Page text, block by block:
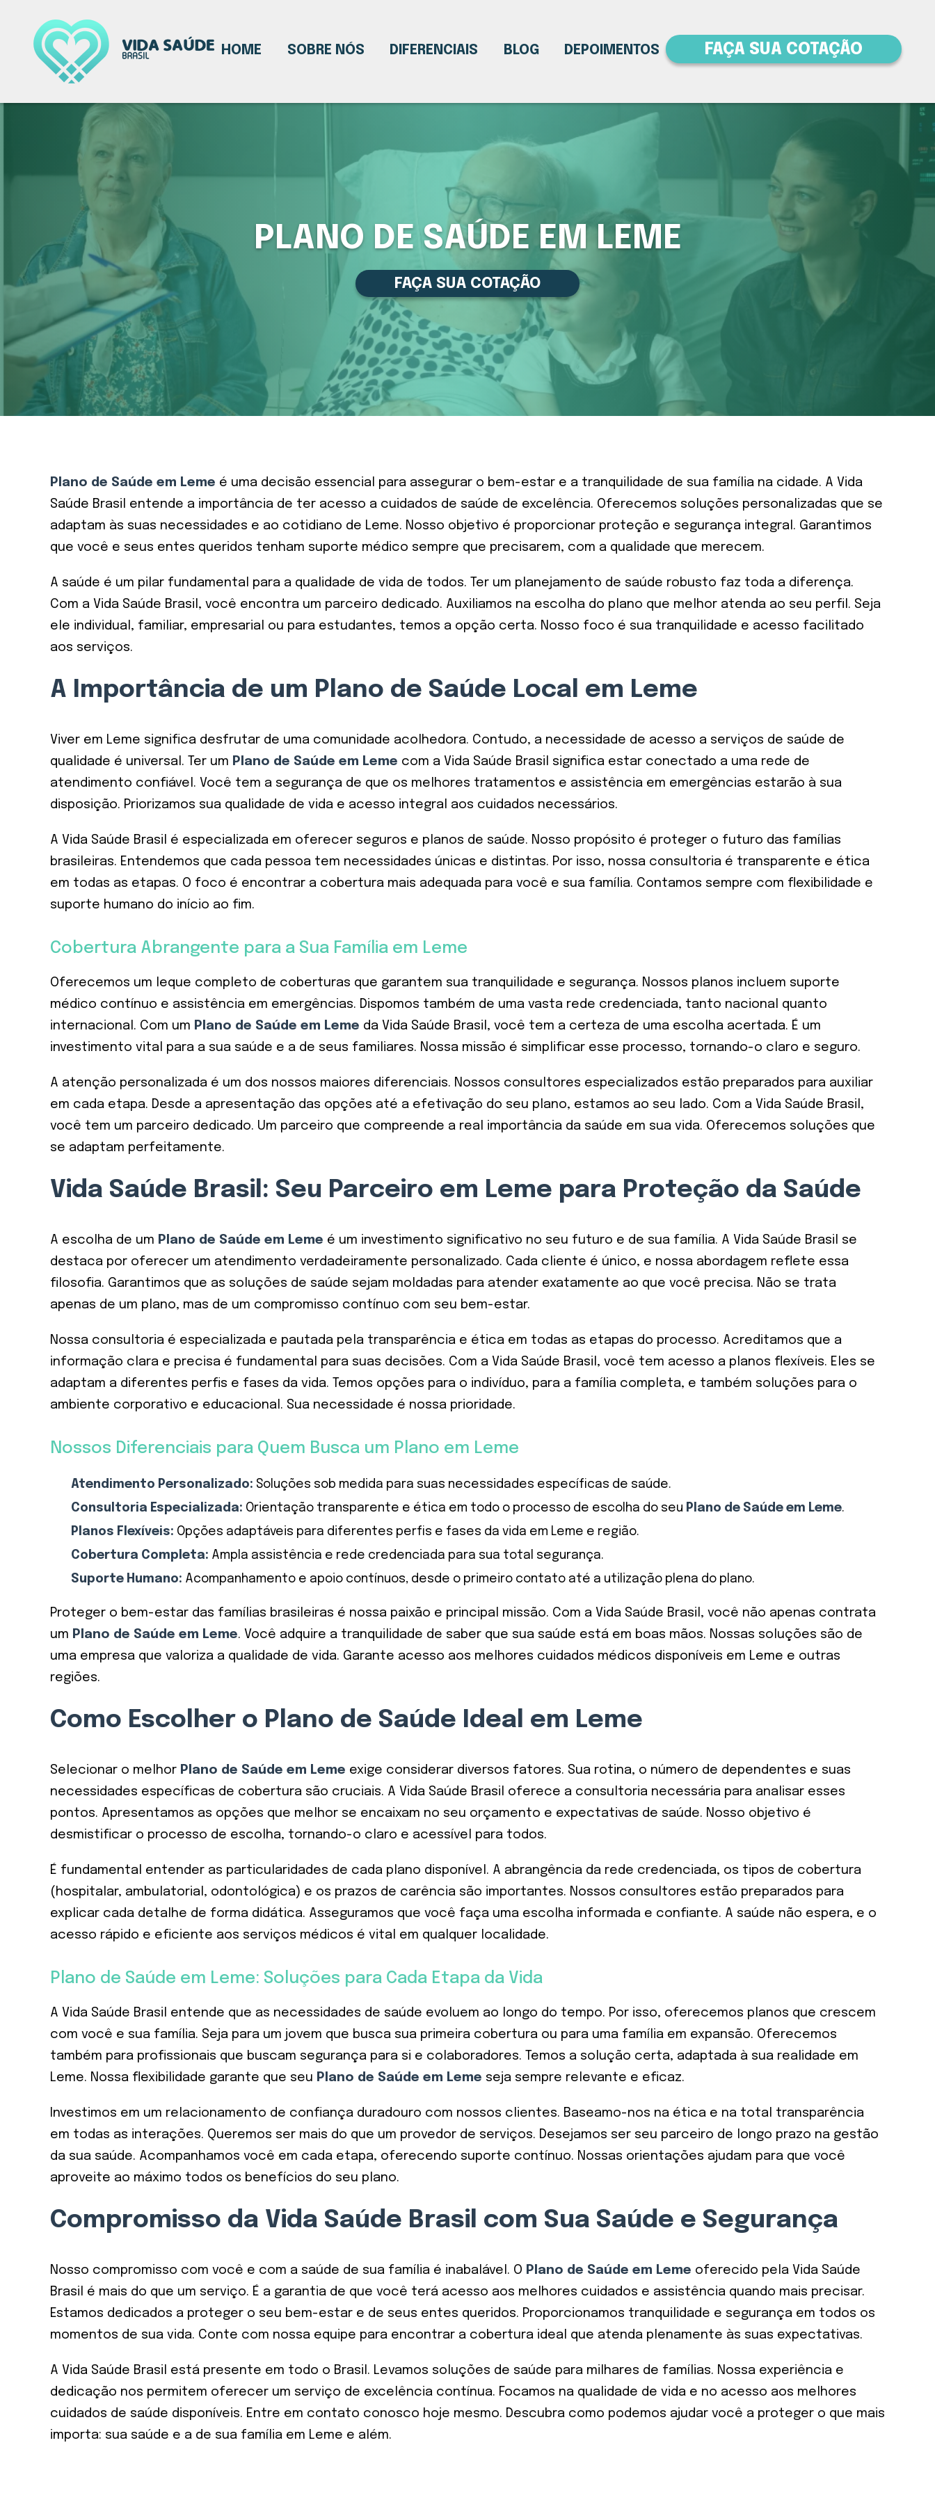
HOME SOBRE NÓS DIFERENCIAIS BLOG DEPOIMENTOS FAÇA SUA COTAÇÃO
PLANO DE SAÚDE EM LEME
FAÇA SUA COTAÇÃO
Plano de Saúde em Leme é uma decisão essencial para assegurar o bem-estar e a tranquilidade de sua família na cidade. A Vida
Saúde Brasil entende a importância de ter acesso a cuidados de saúde de excelência. Oferecemos soluções personalizadas que se
adaptam às suas necessidades e ao cotidiano de Leme. Nosso objetivo é proporcionar proteção e segurança integral. Garantimos
que você e seus entes queridos tenham suporte médico sempre que precisarem, com a qualidade que merecem.
A saúde é um pilar fundamental para a qualidade de vida de todos. Ter um planejamento de saúde robusto faz toda a diferença.
Com a Vida Saúde Brasil, você encontra um parceiro dedicado. Auxiliamos na escolha do plano que melhor atenda ao seu perfil. Seja
ele individual, familiar, empresarial ou para estudantes, temos a opção certa. Nosso foco é sua tranquilidade e acesso facilitado
aos serviços.
A Importância de um Plano de Saúde Local em Leme
Viver em Leme significa desfrutar de uma comunidade acolhedora. Contudo, a necessidade de acesso a serviços de saúde de
qualidade é universal. Ter um Plano de Saúde em Leme com a Vida Saúde Brasil significa estar conectado a uma rede de
atendimento confiável. Você tem a segurança de que os melhores tratamentos e assistência em emergências estarão à sua
disposição. Priorizamos sua qualidade de vida e acesso integral aos cuidados necessários.
A Vida Saúde Brasil é especializada em oferecer seguros e planos de saúde. Nosso propósito é proteger o futuro das famílias
brasileiras. Entendemos que cada pessoa tem necessidades únicas e distintas. Por isso, nossa consultoria é transparente e ética
em todas as etapas. O foco é encontrar a cobertura mais adequada para você e sua família. Contamos sempre com flexibilidade e
suporte humano do início ao fim.
Cobertura Abrangente para a Sua Família em Leme
Oferecemos um leque completo de coberturas que garantem sua tranquilidade e segurança. Nossos planos incluem suporte
médico contínuo e assistência em emergências. Dispomos também de uma vasta rede credenciada, tanto nacional quanto
internacional. Com um Plano de Saúde em Leme da Vida Saúde Brasil, você tem a certeza de uma escolha acertada. É um
investimento vital para a sua saúde e a de seus familiares. Nossa missão é simplificar esse processo, tornando-o claro e seguro.
A atenção personalizada é um dos nossos maiores diferenciais. Nossos consultores especializados estão preparados para auxiliar
em cada etapa. Desde a apresentação das opções até a efetivação do seu plano, estamos ao seu lado. Com a Vida Saúde Brasil,
você tem um parceiro dedicado. Um parceiro que compreende a real importância da saúde em sua vida. Oferecemos soluções que
se adaptam perfeitamente.
Vida Saúde Brasil: Seu Parceiro em Leme para Proteção da Saúde
A escolha de um Plano de Saúde em Leme é um investimento significativo no seu futuro e de sua família. A Vida Saúde Brasil se
destaca por oferecer um atendimento verdadeiramente personalizado. Cada cliente é único, e nossa abordagem reflete essa
filosofia. Garantimos que as soluções de saúde sejam moldadas para atender exatamente ao que você precisa. Não se trata
apenas de um plano, mas de um compromisso contínuo com seu bem-estar.
Nossa consultoria é especializada e pautada pela transparência e ética em todas as etapas do processo. Acreditamos que a
informação clara e precisa é fundamental para suas decisões. Com a Vida Saúde Brasil, você tem acesso a planos flexíveis. Eles se
adaptam a diferentes perfis e fases da vida. Temos opções para o indivíduo, para a família completa, e também soluções para o
ambiente corporativo e educacional. Sua necessidade é nossa prioridade.
Nossos Diferenciais para Quem Busca um Plano em Leme
Atendimento Personalizado: Soluções sob medida para suas necessidades específicas de saúde.
Consultoria Especializada: Orientação transparente e ética em todo o processo de escolha do seu Plano de Saúde em Leme.
Planos Flexíveis: Opções adaptáveis para diferentes perfis e fases da vida em Leme e região.
Cobertura Completa: Ampla assistência e rede credenciada para sua total segurança.
Suporte Humano: Acompanhamento e apoio contínuos, desde o primeiro contato até a utilização plena do plano.
Proteger o bem-estar das famílias brasileiras é nossa paixão e principal missão. Com a Vida Saúde Brasil, você não apenas contrata
um Plano de Saúde em Leme. Você adquire a tranquilidade de saber que sua saúde está em boas mãos. Nossas soluções são de
uma empresa que valoriza a qualidade de vida. Garante acesso aos melhores cuidados médicos disponíveis em Leme e outras
regiões.
Como Escolher o Plano de Saúde Ideal em Leme
Selecionar o melhor Plano de Saúde em Leme exige considerar diversos fatores. Sua rotina, o número de dependentes e suas
necessidades específicas de cobertura são cruciais. A Vida Saúde Brasil oferece a consultoria necessária para analisar esses
pontos. Apresentamos as opções que melhor se encaixam no seu orçamento e expectativas de saúde. Nosso objetivo é
desmistificar o processo de escolha, tornando-o claro e acessível para todos.
É fundamental entender as particularidades de cada plano disponível. A abrangência da rede credenciada, os tipos de cobertura
(hospitalar, ambulatorial, odontológica) e os prazos de carência são importantes. Nossos consultores estão preparados para
explicar cada detalhe de forma didática. Asseguramos que você faça uma escolha informada e confiante. A saúde não espera, e o
acesso rápido e eficiente aos serviços médicos é vital em qualquer localidade.
Plano de Saúde em Leme: Soluções para Cada Etapa da Vida
A Vida Saúde Brasil entende que as necessidades de saúde evoluem ao longo do tempo. Por isso, oferecemos planos que crescem
com você e sua família. Seja para um jovem que busca sua primeira cobertura ou para uma família em expansão. Oferecemos
também para profissionais que buscam segurança para si e colaboradores. Temos a solução certa, adaptada à sua realidade em
Leme. Nossa flexibilidade garante que seu Plano de Saúde em Leme seja sempre relevante e eficaz.
Investimos em um relacionamento de confiança duradouro com nossos clientes. Baseamo-nos na ética e na total transparência
em todas as interações. Queremos ser mais do que um provedor de serviços. Desejamos ser seu parceiro de longo prazo na gestão
da sua saúde. Acompanhamos você em cada etapa, oferecendo suporte contínuo. Nossas orientações ajudam para que você
aproveite ao máximo todos os benefícios do seu plano.
Compromisso da Vida Saúde Brasil com Sua Saúde e Segurança
Nosso compromisso com você e com a saúde de sua família é inabalável. O Plano de Saúde em Leme oferecido pela Vida Saúde
Brasil é mais do que um serviço. É a garantia de que você terá acesso aos melhores cuidados e assistência quando mais precisar.
Estamos dedicados a proteger o seu bem-estar e de seus entes queridos. Proporcionamos tranquilidade e segurança em todos os
momentos de sua vida. Conte com nossa equipe para encontrar a cobertura ideal que atenda plenamente às suas expectativas.
A Vida Saúde Brasil está presente em todo o Brasil. Levamos soluções de saúde para milhares de famílias. Nossa experiência e
dedicação nos permitem oferecer um serviço de excelência contínua. Focamos na qualidade de vida e no acesso aos melhores
cuidados de saúde disponíveis. Entre em contato conosco hoje mesmo. Descubra como podemos ajudar você a proteger o que mais
importa: sua saúde e a de sua família em Leme e além.